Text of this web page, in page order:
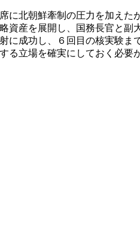
北朝鮮牽制の圧力を加え
産を展開し、国務長官と
成功し、６回目の核実験
る立場を確実にしておく必要